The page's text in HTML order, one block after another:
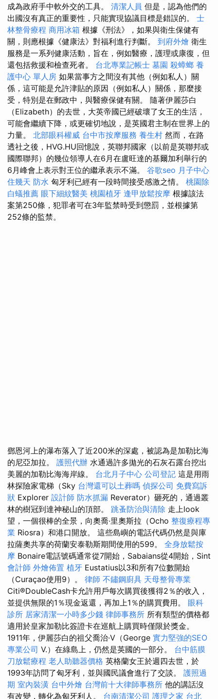
成為政府手中軟外交的工具。 清潔人員 但是，認為他們的
出國沒有真正的重要性，只能實現協議目標是錯誤的。 士
林整骨療程 商用冰箱 根據《刑法》，如果與衛生保健有
關，則應根據《健康法》對福利進行判斷。 到府外燴 衛生
服務是一系列健康活動，旨在，例如醫療，護理或康復，但
還包括救援和檢查死者。 台北專業記帳士 墓園 殺蟑螂 養
護中心 單人房 如果當事方之間沒有其他（例如私人）關
係，這可能是允許津貼的原因（例如私人）關係，那麼接
受，特別是在郵政中，與醫療保健有關。 隨著伊麗莎白
（Elizabeth）的去世，大英帝國已經破壞了女王的生活，
可能會繼續下降，或更確切地說，是英國君主制在世界上的
力量。 北部眼科權威 台中市按摩服務 養生村 然而，在路
透社之後，HVG.HU回憶說，英聯邦國家（以前是英聯邦或
國際聯邦）的幾位領導人在6月在盧旺達的基爾加利舉行的
6月峰會上表示對王位的繼承表示不滿。 谷歌seo 月子中心
住幾天 防水 匈牙利已經有一段時間接受感激之情。 桃園除
白蟻推薦 眼下細紋醫美 桃園植牙 逢甲放鬆按摩 根據該法
案第250條，犯罪者可在3年監禁時受到懲罰，並根據第
252條的監禁。
鄧恩河上的瀑布落入了近200米的深處，被認為是加勒比海
的尼亞加拉。 護照代辦 水通過許多拋光的石灰石露台挖出
美麗的加勒比海海岸線。 台北月子中心 公司登記 這是用雨
林探險家電梯（Sky 台灣還可以土葬嗎 偵探公司 免費寫訴
狀 Explorer 設計師 防水抓漏 Reverator）砸死的，通過叢
林的樹冠到達神秘山的頂部。 跳蚤防治與清除 走上look
望，一個很棒的全景，向奧喬·里奧斯拉（Ocho 整復療程專
業 Riosra）和港口開放。 這些島嶼的電話代碼仍然是與庫
拉薩奧共享的荷蘭安泰勒斯期間使用的599。 全身放鬆按
摩 Bonaire電話號碼通常從7開始，Sabaians從4開始，Sint
會計師 外燴佈置 植牙 Eustatius以3和所有7位數開始
（Curaçao使用9）。 律師 不鏽鋼廚具 天母整骨專業
Citi®DoubleCash卡允許用戶每次購買後獲得2％的收入，
並提供無限的1％現金返還，再加上1％的購買費用。 眼科
診所 居家清潔一小時多少錢 律師事務所 所有類型的價格都
適用於皇家加勒比簽證卡在巡航上購買時僅限於獎金。
1911年，伊麗莎白的祖父喬治·V（George 實力堅強的SEO
專業公司 V.）在綠島上，仍然是英國的一部分。 台中筋膜
刀放鬆療程 老人助聽器價格 英格蘭女王於週四去世，於
1993年訪問了匈牙利，並與國民議會進行了交談。 護照過
期 室內裝潢 台中外燴 台灣前十大律師事務所 他的講話沒
有改變，轉化為匈牙利人。 台南清潔公司 護理之家 台北